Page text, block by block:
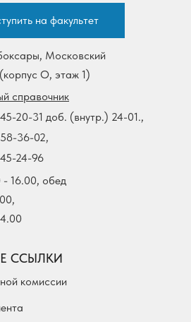
на факультет
ССЫЛКИ
комиссии
- 16.00, обед
Московский
О, этаж 1)
справочник
24-96
36-02,
20-31 доб. (внутр.) 24-01.,